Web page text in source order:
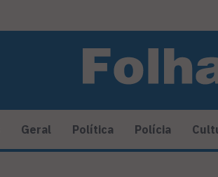
Geral Política Polícia